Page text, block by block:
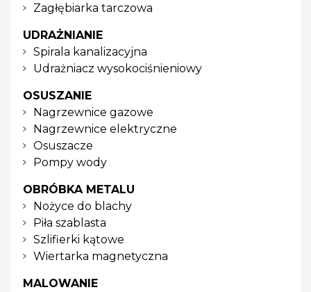
Zagłębiarka tarczowa
UDRAŻNIANIE
Spirala kanalizacyjna
Udrażniacz wysokociśnieniowy
OSUSZANIE
Nagrzewnice gazowe
Nagrzewnice elektryczne
Osuszacze
Pompy wody
OBRÓBKA METALU
Nożyce do blachy
Piła szablasta
Szlifierki kątowe
Wiertarka magnetyczna
MALOWANIE